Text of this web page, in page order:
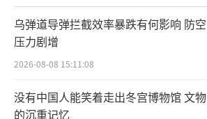
乌弹道导弹拦截效率暴跌有何影响 防空
压力剧增
2026-08-08 15:11:08
没有中国人能笑着走出冬宫博物馆 文物
的沉重记忆